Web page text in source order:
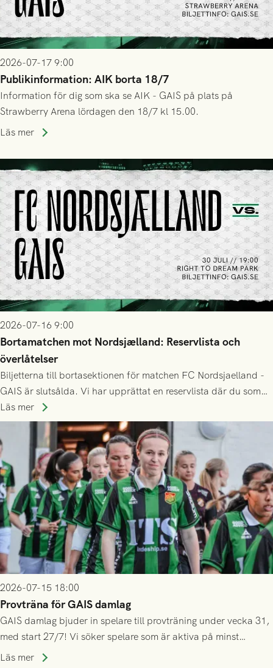
2026-07-17 9:00
Publikinformation: AIK borta 18/7
Information för dig som ska se AIK - GAIS på plats på
Strawberry Arena lördagen den 18/7 kl 15.00.
Läs mer
2026-07-16 9:00
Bortamatchen mot Nordsjælland: Reservlista och
överlåtelser
Biljetterna till bortasektionen för matchen FC Nordsjaelland -
GAIS är slutsålda. Vi har upprättat en reservlista där du som
ännu inte har någon biljett kan anmäla ditt intresse. Du kan
inte själv överlåta din biljett till någon annan.
Läs mer
2026-07-15 18:00
Provträna för GAIS damlag
GAIS damlag bjuder in spelare till provträning under vecka 31,
med start 27/7! Vi söker spelare som är aktiva på minst
division 3-nivå.
Läs mer